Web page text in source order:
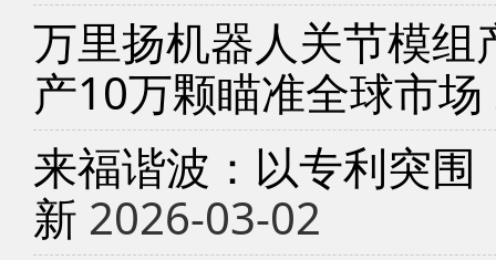
万里扬机器人关节模
产10万颗瞄准全球市场
来福谐波：以专利突
新 2026-03-02